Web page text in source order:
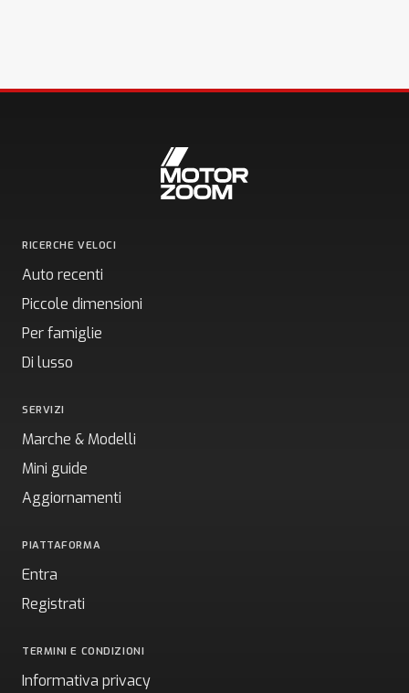
RICERCHE VELOCI
Auto recenti
Piccole dimensioni
Per famiglie
Di lusso
SERVIZI
Marche & Modelli
Mini guide
Aggiornamenti
PIATTAFORMA
Entra
Registrati
TERMINI E CONDIZIONI
Informativa privacy